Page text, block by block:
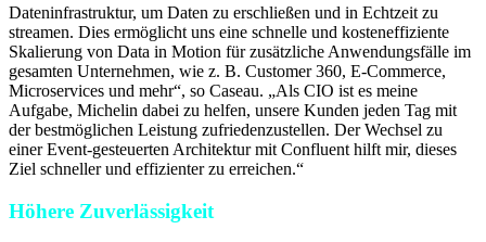
Dateninfrastruktur, um Daten zu erschließen und in Echtzeit zu
streamen. Dies ermöglicht uns eine schnelle und kosteneffiziente
Skalierung von Data in Motion für zusätzliche Anwendungsfälle im
gesamten Unternehmen, wie z. B. Customer 360, E-Commerce,
Microservices und mehr“, so Caseau. „Als CIO ist es meine
Aufgabe, Michelin dabei zu helfen, unsere Kunden jeden Tag mit
der bestmöglichen Leistung zufriedenzustellen. Der Wechsel zu
einer Event-gesteuerten Architektur mit Confluent hilft mir, dieses
Ziel schneller und effizienter zu erreichen.“
Höhere Zuverlässigkeit